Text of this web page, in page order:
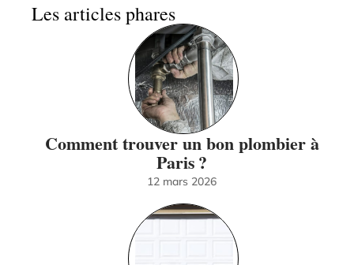
Les articles phares
Comment trouver un bon plombier à
Paris ?
12 mars 2026